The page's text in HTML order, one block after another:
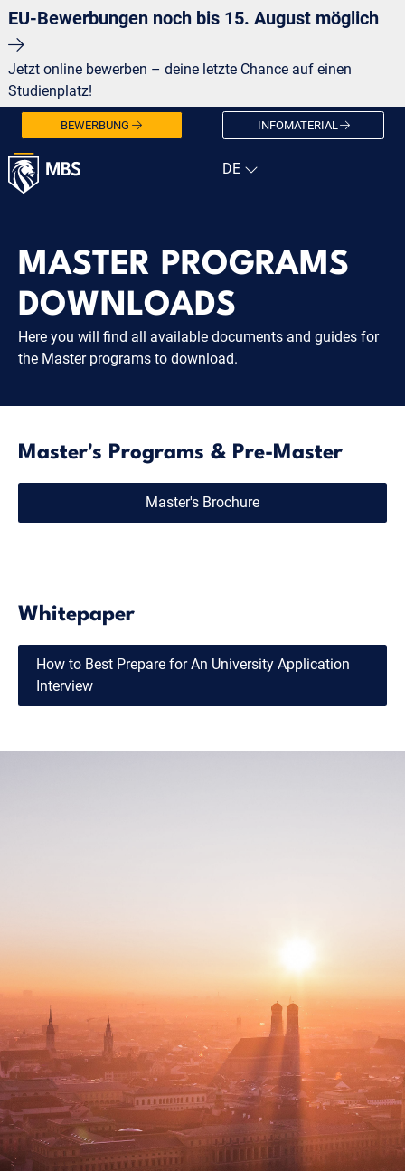
EU-Bewerbungen noch bis 15. August möglich
Jetzt online bewerben – deine letzte Chance auf einen
Studienplatz!
BEWERBUNG INFOMATERIAL
MASTER PROGRAMS
DOWNLOADS
Here you will find all available documents and guides for
the Master programs to download.
Master's Programs & Pre-Master
Master's Brochure
Whitepaper
How to Best Prepare for An University Application
Interview